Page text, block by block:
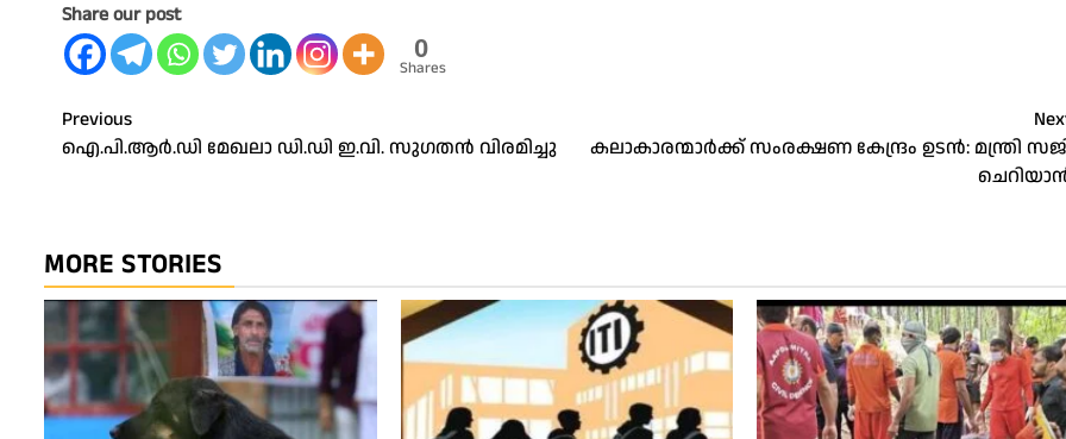
Share our post
0
Shares
Post
navigation
Previous
ഐ.പി.ആർ.ഡി മേഖലാ ഡി.ഡി ഇ.വി. സുഗതൻ വിരമിച്ചു
കലാകാരന്മാർക്ക്‌ സംരക്ഷണ കേന്ദ്രം ഉടൻ: മന്ത്രി
MORE STORIES